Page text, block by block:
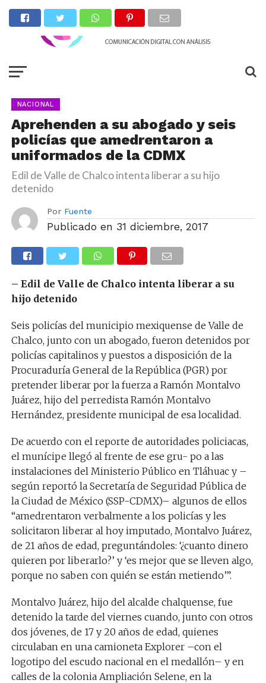
NACIONAL
Aprehenden a su abogado y seis
policías que amedrentaron a
uniformados de la CDMX
Edil de Valle de Chalco intenta liberar a su hijo
detenido
Por Fuente
Publicado en 31 diciembre, 2017
– Edil de Valle de Chalco intenta liberar a su
hijo detenido
Seis policías del municipio mexiquense de Valle de
Chalco, junto con un abogado, fueron detenidos por
policías capitalinos y puestos a disposición de la
Procuraduría General de la República (PGR) por
pretender liberar por la fuerza a Ramón Montalvo
Juárez, hijo del perredista Ramón Montalvo
Hernández, presidente municipal de esa localidad.
De acuerdo con el reporte de autoridades policiacas,
el munícipe llegó al frente de ese gru- po a las
instalaciones del Ministerio Público en Tláhuac y –
según reportó la Secretaría de Seguridad Pública de
la Ciudad de México (SSP-CDMX)– algunos de ellos
“amedrentaron verbalmente a los policías y les
solicitaron liberar al hoy imputado, Montalvo Juárez,
de 21 años de edad, preguntándoles: ‘¿cuanto dinero
quieren por liberarlo?’ y ‘es mejor que se lleven algo,
porque no saben con quién se están metiendo’”.
Montalvo Juárez, hijo del alcalde chalquense, fue
detenido la tarde del viernes cuando, junto con otros
dos jóvenes, de 17 y 20 años de edad, quienes
circulaban en una camioneta Explorer –con el
logotipo del escudo nacional en el medallón– y en
calles de la colonia Ampliación Selene, en la